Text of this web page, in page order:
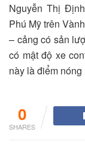
Nguyễn Thị
Phú Mỹ trên
– cảng có sản
có mật độ xe
này là điểm
0
SHARES